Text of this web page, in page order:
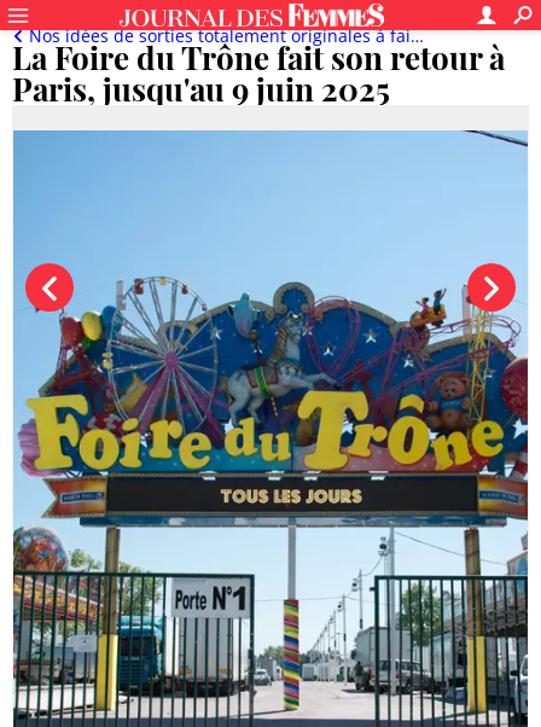
La Foire du Trône fait son retour à
Paris, jusqu'au 9 juin 2025
Nos idées de sorties totalement originales à faire en ce moment en famille